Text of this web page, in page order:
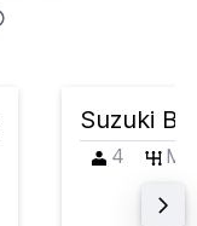
Suzuki
4 M